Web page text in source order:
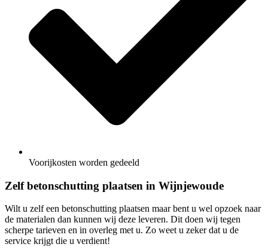
Voorijkosten worden gedeeld
Zelf betonschutting plaatsen in Wijnjewoude
Wilt u zelf een betonschutting plaatsen maar bent u wel opzoek naar
de materialen dan kunnen wij deze leveren. Dit doen wij tegen
scherpe tarieven en in overleg met u. Zo weet u zeker dat u de
service krijgt die u verdient!